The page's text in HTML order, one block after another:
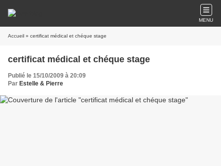
MENU
Accueil » certificat médical et chéque stage
certificat médical et chéque stage
Publié le 15/10/2009 à 20:09
Par Estelle & Pierre